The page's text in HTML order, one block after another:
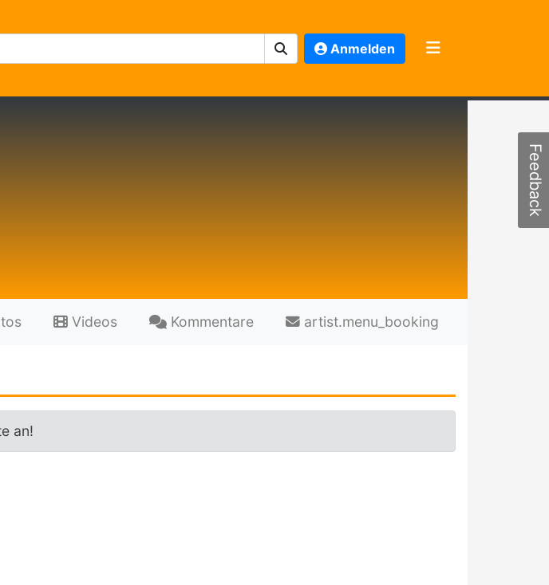
Anmelden
Videos Kommentare artist.menu_booking
an!
Feedback